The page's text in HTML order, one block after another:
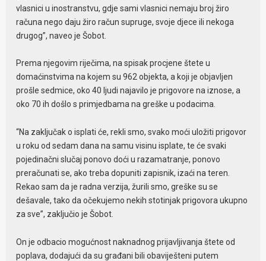
vlasnici u inostranstvu, gdje sami vlasnici nemaju broj žiro
računa nego daju žiro račun supruge, svoje djece ili nekoga
drugog”, naveo je Šobot.
Prema njegovim riječima, na spisak procjene štete u
domaćinstvima na kojem su 962 objekta, a koji je objavljen
prošle sedmice, oko 40 ljudi najavilo je prigovore na iznose, a
oko 70 ih došlo s primjedbama na greške u podacima.
“Na zaključak o isplati će, rekli smo, svako moći uložiti prigovor
u roku od sedam dana na samu visinu isplate, te će svaki
pojedinačni slučaj ponovo doći u razamatranje, ponovo
preračunati se, ako treba dopuniti zapisnik, izaći na teren.
Rekao sam da je radna verzija, žurili smo, greške su se
dešavale, tako da očekujemo nekih stotinjak prigovora ukupno
za sve”, zaključio je Šobot.
On je odbacio mogućnost naknadnog prijavljivanja štete od
poplava, dodajući da su građani bili obaviješteni putem